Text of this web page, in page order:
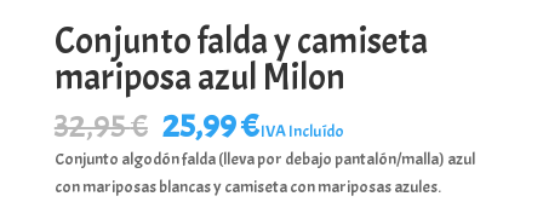
Conjunto falda y camiseta
mariposa azul Milon
32,95€ El
precio
original
25,99€El
precio
actual
IVA Incluído
Conjunto algodón falda (lleva por debajo pantalón/malla) azul
con mariposas blancas y camiseta con mariposas azules.